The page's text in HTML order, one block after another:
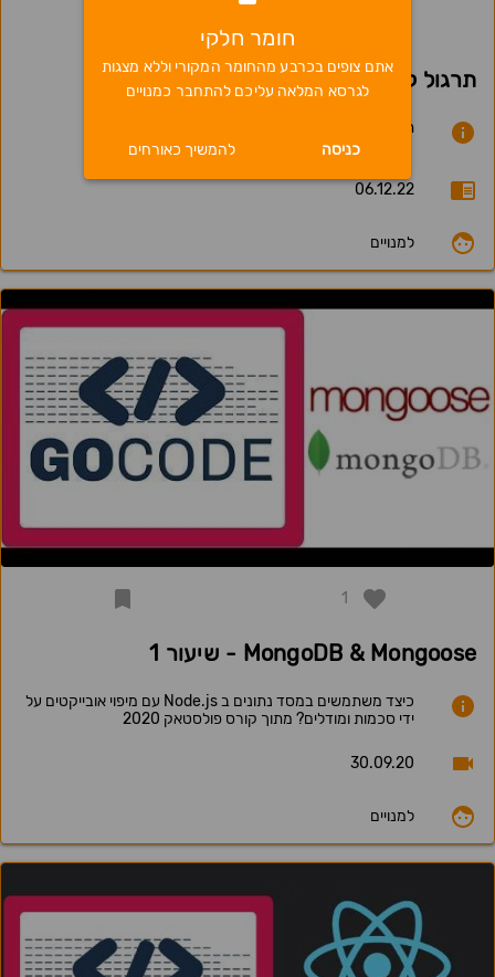
תרגול קורס MERN
תרגול מלווה לקורס ריאקט, נוד, מונגו, אקספרס ודיפלוי
06.12.22
למנויים
1
MongoDB & Mongoose - שיעור 1
כיצד משתמשים במסד נתונים ב Node.js עם מיפוי אובייקטים על
ידי סכמות ומודלים? מתוך קורס פולסטאק 2020
30.09.20
למנויים
חומר חלקי
אתם צופים בכרבע מהחומר המקורי וללא מצגות
לגרסא המלאה עליכם להתחבר כמנויים
כניסה להמשיך כאורחים